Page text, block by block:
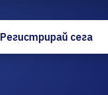
Регистрирай сега